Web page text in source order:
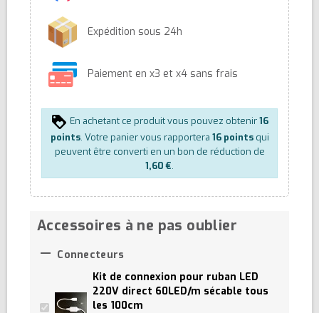
Expédition sous 24h
Paiement en x3 et x4 sans frais
En achetant ce produit vous pouvez obtenir16
points. Votre panier vous rapportera 16pointsqui
peuvent être converti en un bon de réduction de
1,60 €.
Accessoires à ne pas oublier
 Connecteurs
Kit de connexion pour ruban LED
220V direct 60LED/m sécable tous
les 100cm